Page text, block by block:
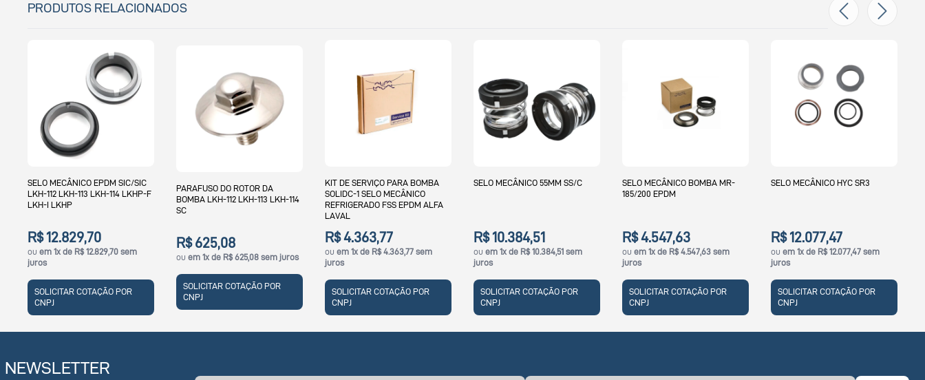
PRODUTOS RELACIONADOS
MECÂNICO EPDM SIC/SIC
112 LKH-113 LKH-114 LKHP-F
I LKHP
12.829,70
em 1x de R$ 12.829,70 sem
COTAÇÃO POR
PARAFUSO DO ROTOR DA
BOMBA LKH-112 LKH-113 LKH-114
R$ 625,08
em 1x de R$ 625,08 sem juros
SOLICITAR COTAÇÃO POR
KIT DE SERVIÇO PARA BOMBA
SOLIDC-1 SELO MECÂNICO
REFRIGERADO FSS EPDM ALFA
R$ 4.363,77
em 1x de R$ 4.363,77 sem
juros
SOLICITAR COTAÇÃO POR
CNPJ
SELO MECÂNICO 55MM SS/C
R$ 10.384,51
em 1x de R$ 10.384,51 sem
SOLICITAR COTAÇÃO POR
SELO MECÂNICO BOMBA MR-
185/200 EPDM
R$ 4.547,63
em 1x de R$ 4.547,63 sem
SOLICITAR COTAÇÃO POR
SELO MECÂNICO HYC SR3
R$ 12.077,47
em 1x de R$ 12.077,47 sem
SOLICITAR COTAÇÃO POR
NEWSLETTER